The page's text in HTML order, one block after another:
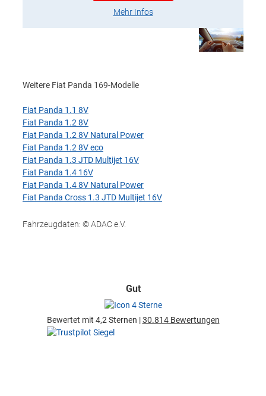
Mehr Infos
Weitere Fiat Panda 169-Modelle
Fiat Panda 1.1 8V
Fiat Panda 1.2 8V
Fiat Panda 1.2 8V Natural Power
Fiat Panda 1.2 8V eco
Fiat Panda 1.3 JTD Multijet 16V
Fiat Panda 1.4 16V
Fiat Panda 1.4 8V Natural Power
Fiat Panda Cross 1.3 JTD Multijet 16V
Fahrzeugdaten: © ADAC e.V.
Gut
Bewertet mit 4,2 Sternen |30.814 Bewertungen